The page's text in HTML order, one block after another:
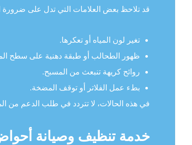
قد تلاحظ بعض العلامات التي تدل على ضرورة
تغير لون المياه أو تعكرها.
ظهور الطحالب أو طبقة دهنية على سطح
روائح كريهة تنبعث من المسبح.
بطء عمل الفلاتر أو توقف المضخة.
في هذه الحالات، لا تتردد في طلب الدعم من
خدمة تنظيف وصيانة